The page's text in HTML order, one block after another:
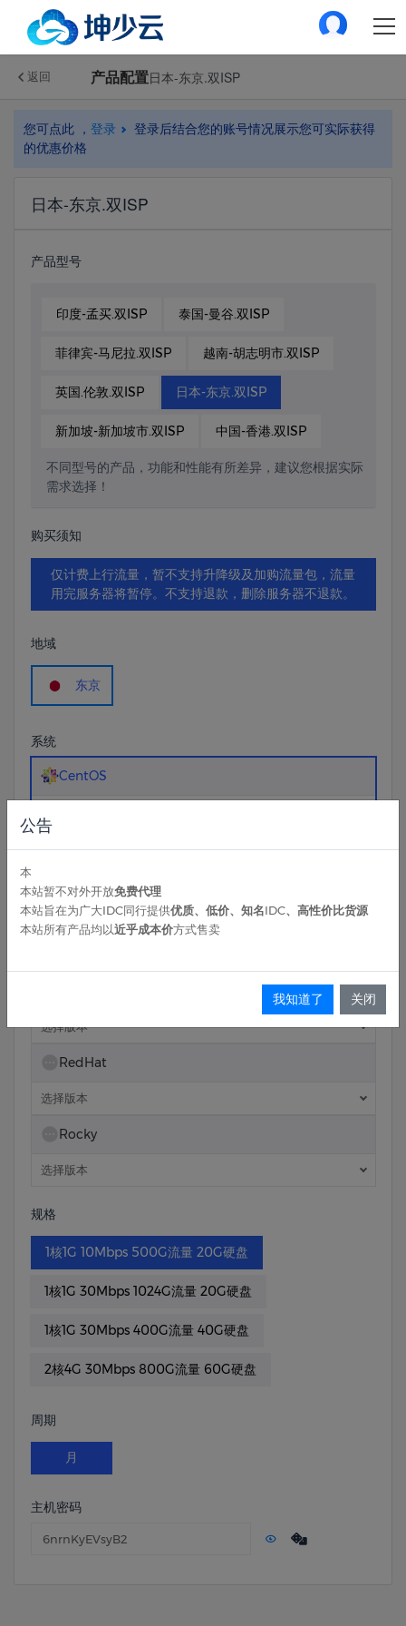
返回 产品配置日本-东京.双ISP
您可点此 ， 登录
登录后结合您的账号情况展示您可实际获得
的优惠价格
日本-东京.双ISP
产品型号
印度-孟买.双ISP 泰国-曼谷.双ISP
菲律宾-马尼拉.双ISP 越南-胡志明市.双ISP
英国.伦敦.双ISP 日本-东京.双ISP
新加坡-新加坡市.双ISP 中国-香港.双ISP
不同型号的产品，功能和性能有所差异，建议您根据实际
需求选择！
购买须知
仅计费上行流量，暂不支持升降级及加购流量包，流量
用完服务器将暂停。不支持退款，删除服务器不退款。
地域
东京
系统
CentOS
Ubuntu
选择版本
Windows
选择版本
RedHat
选择版本
Rocky
选择版本
规格
1核1G 10Mbps 500G流量 20G硬盘
1核1G 30Mbps 1024G流量 20G硬盘
1核1G 30Mbps 400G流量 40G硬盘
2核4G 30Mbps 800G流量 60G硬盘
周期
月
主机密码
公告
本
本站暂不对外开放免费代理
本站旨在为广大IDC同行提供优质、低价、知名IDC、高性价比货源
本站所有产品均以近乎成本价方式售卖
我知道了 关闭